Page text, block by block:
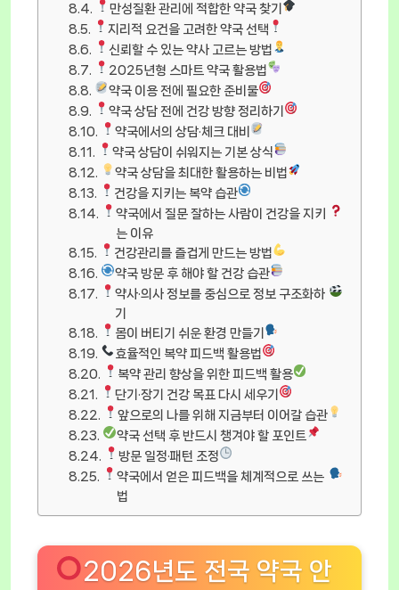
만성질환 관리에 적합한 약국 찾기
지리적 요건을 고려한 약국 선택
신뢰할 수 있는 약사 고르는 방법
2025년형 스마트 약국 활용법
약국 이용 전에 필요한 준비물
약국 상담 전에 건강 방향 정리하기
약국에서의 상담·체크 대비
약국 상담이 쉬워지는 기본 상식
약국 상담을 최대한 활용하는 비법
건강을 지키는 복약 습관
약국에서 질문 잘하는 사람이 건강을 지키
는 이유
건강관리를 즐겁게 만드는 방법
약국 방문 후 해야 할 건강 습관
약사·의사 정보를 중심으로 정보 구조화하
기
몸이 버티기 쉬운 환경 만들기
효율적인 복약 피드백 활용법
복약 관리 향상을 위한 피드백 활용
단기·장기 건강 목표 다시 세우기
앞으로의 나를 위해 지금부터 이어갈 습관
약국 선택 후 반드시 챙겨야 할 포인트
방문 일정·패턴 조정
약국에서 얻은 피드백을 체계적으로 쓰는
법
2026년도 전국 약국 안